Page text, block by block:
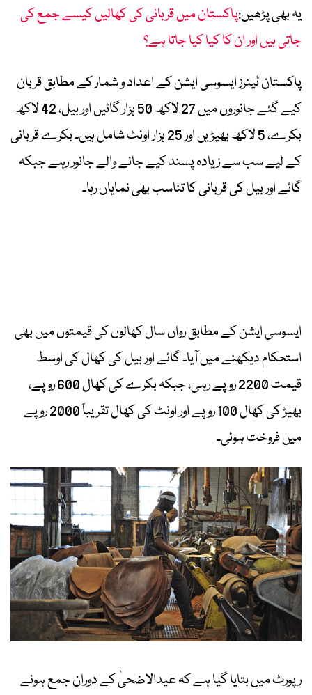
یہ بھی پڑھیں:پاکستان میں قربانی کی کھالیں کیسے جمع کی
جاتی ہیں اور ان کا کیا کیا جاتا ہے؟
پاکستان ٹینرز ایسوسی ایشن کے اعداد و شمار کے مطابق قربان
کیے گئے جانوروں میں 27 لاکھ 50 ہزار گائیں اور بیل، 42 لاکھ
بکرے، 5 لاکھ بھیڑیں اور 25 ہزار اونٹ شامل ہیں۔ بکرے قربانی
کے لیے سب سے زیادہ پسند کیے جانے والے جانور رہے جبکہ
گائے اور بیل کی قربانی کا تناسب بھی نمایاں رہا۔
ایسوسی ایشن کے مطابق رواں سال کھالوں کی قیمتوں میں بھی
استحکام دیکھنے میں آیا۔ گائے اور بیل کی کھال کی اوسط
قیمت 2200 روپے رہی، جبکہ بکرے کی کھال 600 روپے،
بھیڑ کی کھال 100 روپے اور اونٹ کی کھال تقریباً 2000 روپے
میں فروخت ہوئی۔
رپورٹ میں بتایا گیا ہے کہ عیدالاضحیٰ کے دوران جمع ہونے